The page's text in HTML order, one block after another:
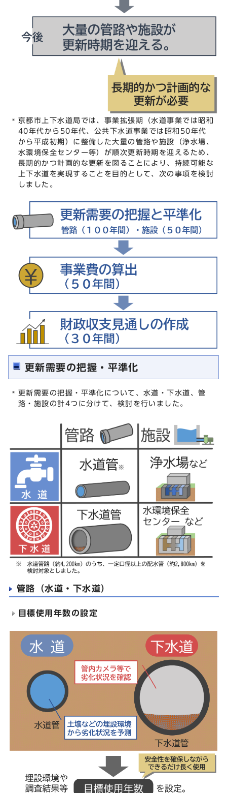
京都市上下水道局では、事業拡張期（水道事業では昭和
40年代から50年代、公共下水道事業では昭和50年代
から平成初期）に整備した大量の管路や施設（浄水場、
水環境保全センター等）が順次更新時期を迎えるため、
長期的かつ計画的な更新を図ることにより、持続可能な
上下水道を実現することを目的として、次の事項を検討
しました。
更新需要の把握・平準化
更新需要の把握・平準化について、水道・下水道、管
路・施設の計4つに分けて、検討を行いました。
管路（水道・下水道）
目標使用年数の設定